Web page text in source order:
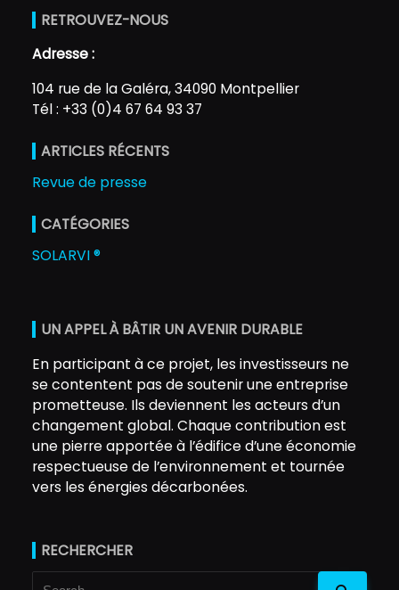
RETROUVEZ-NOUS
Adresse :
104 rue de la Galéra, 34090 Montpellier
Tél : +33 (0)4 67 64 93 37
ARTICLES RÉCENTS
Revue de presse
CATÉGORIES
SOLARVI ®
UN APPEL À BÂTIR UN AVENIR DURABLE
En participant à ce projet, les investisseurs ne
se contentent pas de soutenir une entreprise
prometteuse. Ils deviennent les acteurs d’un
changement global. Chaque contribution est
une pierre apportée à l’édifice d’une économie
respectueuse de l’environnement et tournée
vers les énergies décarbonées.
RECHERCHER
Search